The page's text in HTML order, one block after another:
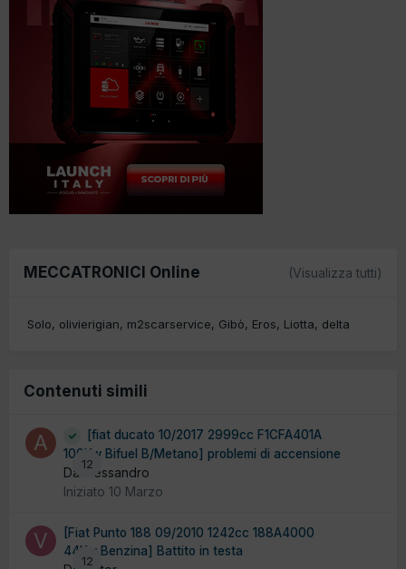
MECCATRONICI Online (Visualizza tutti)
Solo olivierigian m2scarservice Gibò Eros Liotta delta
Contenuti simili
12
[fiat ducato 10/2017 2999cc F1CFA401A
100Kw Bifuel B/Metano] problemi di accensione
Da alessandro
Iniziato 10 Marzo
12
[Fiat Punto 188 09/2010 1242cc 188A4000
44Kw Benzina] Battito in testa